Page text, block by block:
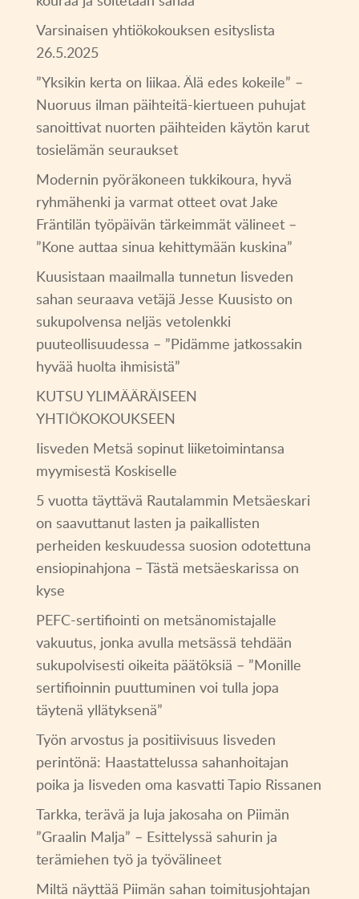
Varsinaisen yhtiökokouksen esityslista
26.5.2025
”Yksikin kerta on liikaa. Älä edes kokeile” –
Nuoruus ilman päihteitä-kiertueen puhujat
sanoittivat nuorten päihteiden käytön karut
tosielämän seuraukset
Modernin pyöräkoneen tukkikoura, hyvä
ryhmähenki ja varmat otteet ovat Jake
Fräntilän työpäivän tärkeimmät välineet –
”Kone auttaa sinua kehittymään kuskina”
Kuusistaan maailmalla tunnetun Iisveden
sahan seuraava vetäjä Jesse Kuusisto on
sukupolvensa neljäs vetolenkki
puuteollisuudessa – ”Pidämme jatkossakin
hyvää huolta ihmisistä”
KUTSU YLIMÄÄRÄISEEN
YHTIÖKOKOUKSEEN
Iisveden Metsä sopinut liiketoimintansa
myymisestä Koskiselle
5 vuotta täyttävä Rautalammin Metsäeskari
on saavuttanut lasten ja paikallisten
perheiden keskuudessa suosion odotettuna
ensiopinahjona – Tästä metsäeskarissa on
kyse
PEFC-sertifiointi on metsänomistajalle
vakuutus, jonka avulla metsässä tehdään
sukupolvisesti oikeita päätöksiä – ”Monille
sertifioinnin puuttuminen voi tulla jopa
täytenä yllätyksenä”
Työn arvostus ja positiivisuus Iisveden
perintönä: Haastattelussa sahanhoitajan
poika ja Iisveden oma kasvatti Tapio Rissanen
Tarkka, terävä ja luja jakosaha on Piimän
”Graalin Malja” – Esittelyssä sahurin ja
terämiehen työ ja työvälineet
Miltä näyttää Piimän sahan toimitusjohtajan